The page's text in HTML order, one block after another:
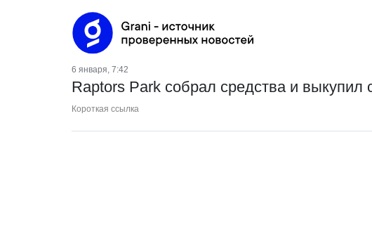
6 января, 7:42
Raptors Park собрал средства и
Короткая ссылка